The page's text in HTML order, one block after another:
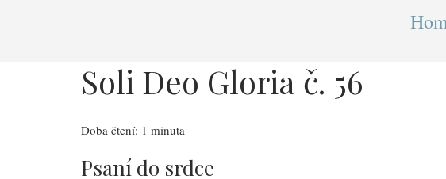
Soli Deo Gloria č. 56
Soli
Doba čtení: 1 minuta
Psaní do srdce